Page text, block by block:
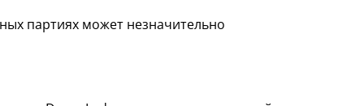
партиях может незначительно